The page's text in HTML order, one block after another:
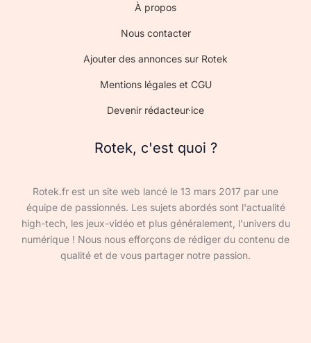
À propos
Nous contacter
Ajouter des annonces sur Rotek
Mentions légales et CGU
Devenir rédacteur·ice
Rotek, c'est quoi ?
Rotek.fr est un site web lancé le 13 mars 2017 par une
équipe de passionnés. Les sujets abordés sont l'actualité
high-tech, les jeux-vidéo et plus généralement, l'univers du
numérique ! Nous nous efforçons de rédiger du contenu de
qualité et de vous partager notre passion.